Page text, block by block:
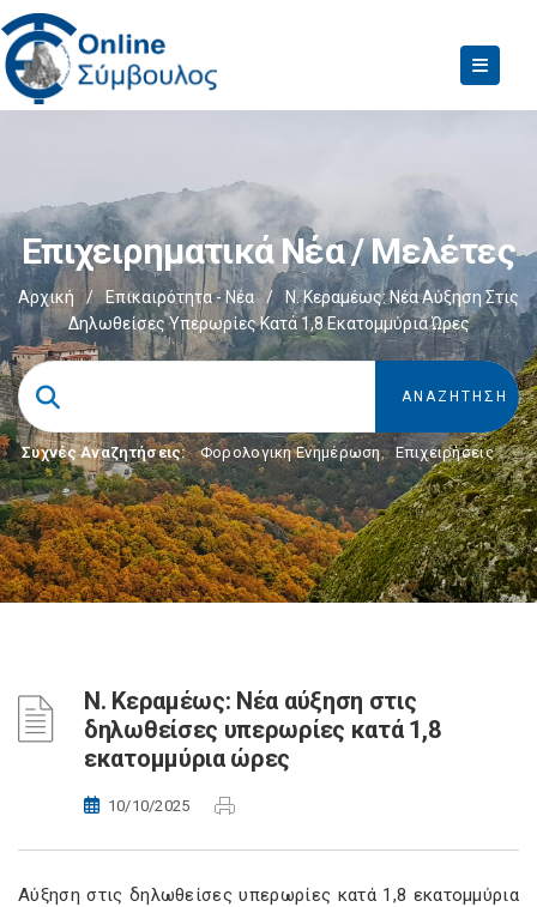
Επιχειρηματικά Νέα / Μελέτες
Αρχική / Επικαιρότητα - Νέα /
Ν. Κεραμέως: Νέα Αύξηση Στις
Δηλωθείσες Υπερωρίες Κατά 1,8 Εκατομμύρια Ώρες
Συχνές Αναζητήσεις: Φορολογικη Ενημέρωση, Επιχειρήσεις
Ν. Κεραμέως: Νέα αύξηση στις
δηλωθείσες υπερωρίες κατά 1,8
εκατομμύρια ώρες
10/10/2025
Αύξηση στις δηλωθείσες υπερωρίες κατά 1,8 εκατομμύρια